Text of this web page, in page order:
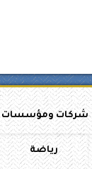
شركات ومؤسسات
رياضة